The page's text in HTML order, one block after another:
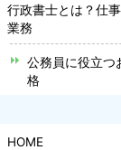
行政書士とは？仕
業務
公務員に役立つ
格
HOME